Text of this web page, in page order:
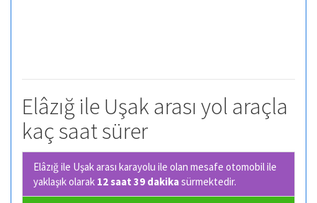
Elâzığ ile Uşak arası yol araçla
kaç saat sürer
Elâzığ ile Uşak arası karayolu ile olan mesafe otomobil ile
yaklaşık olarak 12 saat 39 dakikasürmektedir.